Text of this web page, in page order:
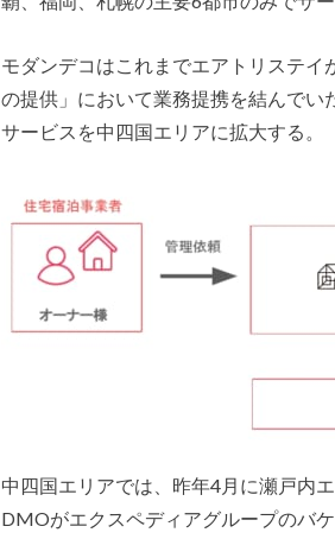
モダンデコはこれまでエアトリステ
の提供」において業務提携を結んで
サービスを中四国エリアに拡大する。
中四国エリアでは、昨年4月に瀬戸内
DMOがエクスペディアグループのバ